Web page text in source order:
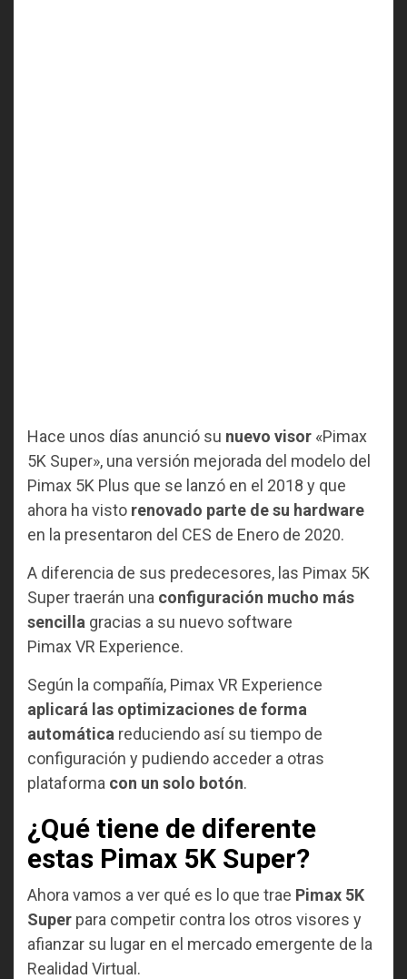
Hace unos días anunció su nuevo visor «Pimax
5K Super», una versión mejorada del modelo del
Pimax 5K Plus que se lanzó en el 2018 y que
ahora ha visto renovado parte de su hardware
en la presentaron del CES de Enero de 2020.
A diferencia de sus predecesores, las Pimax 5K
Super traerán una configuración mucho más
sencilla gracias a su nuevo software
Pimax VR Experience.
Según la compañía, Pimax VR Experience
aplicará las optimizaciones de forma
automática reduciendo así su tiempo de
configuración y pudiendo acceder a otras
plataforma con un solo botón.
¿Qué tiene de diferente
estas Pimax 5K Super?
Ahora vamos a ver qué es lo que trae Pimax 5K
Super para competir contra los otros visores y
afianzar su lugar en el mercado emergente de la
Realidad Virtual.